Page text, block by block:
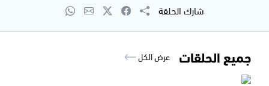
شارك الحلقة
جميع الحلقات عرض الكل